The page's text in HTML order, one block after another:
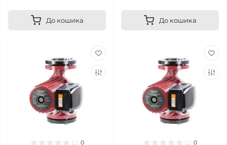
До кошика До кошика
0 0